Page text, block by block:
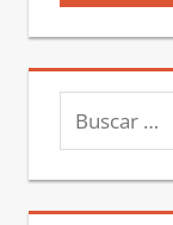
Buscar: